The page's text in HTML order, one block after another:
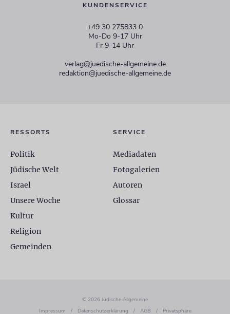
KUNDENSERVICE
+49 30 275833 0
Mo-Do 9-17 Uhr
Fr 9-14 Uhr
verlag@juedische-allgemeine.de
redaktion@juedische-allgemeine.de
RESSORTS
Politik
Jüdische Welt
Israel
Unsere Woche
Kultur
Religion
Gemeinden
SERVICE
Mediadaten
Fotogalerien
Autoren
Glossar
© 2026 Jüdische Allgemeine
Impressum
/ Datenschutzerklärung / AGB / Privatsphäre